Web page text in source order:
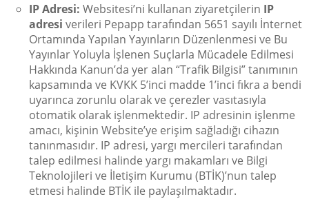
IP Adresi: Websitesi’ni kullanan ziyaretçilerin IP
adresi verileri Pepapp tarafından 5651 sayılı İnternet
Ortamında Yapılan Yayınların Düzenlenmesi ve Bu
Yayınlar Yoluyla İşlenen Suçlarla Mücadele Edilmesi
Hakkında Kanun’da yer alan “Trafik Bilgisi” tanımının
kapsamında ve KVKK 5’inci madde 1’inci fıkra a bendi
uyarınca zorunlu olarak ve çerezler vasıtasıyla
otomatik olarak işlenmektedir. IP adresinin işlenme
amacı, kişinin Website’ye erişim sağladığı cihazın
tanınmasıdır. IP adresi, yargı mercileri tarafından
talep edilmesi halinde yargı makamları ve Bilgi
Teknolojileri ve İletişim Kurumu (BTİK)’nun talep
etmesi halinde BTİK ile paylaşılmaktadır.